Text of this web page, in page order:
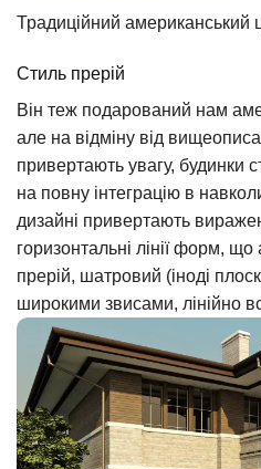
Традиційний американський
Стиль прерій
Він теж подарований нам
але на відміну від
привертають увагу, будинки
на повну інтеграцію в
дизайні привертають
горизонтальні лінії форм,
прерій, шатровий (іноді
широкими звисами, лінійно